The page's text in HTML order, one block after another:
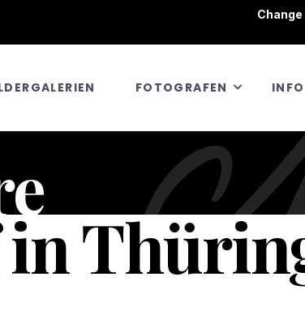
FOTOGRAFEN INFO